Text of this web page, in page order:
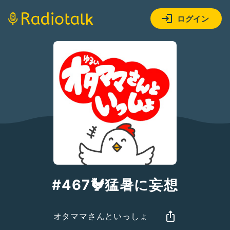
ログイン
#467🐓猛暑に妄想
オタママさんといっしょ